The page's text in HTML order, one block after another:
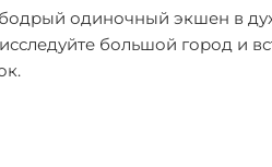
одиночный экшен в
большой город и